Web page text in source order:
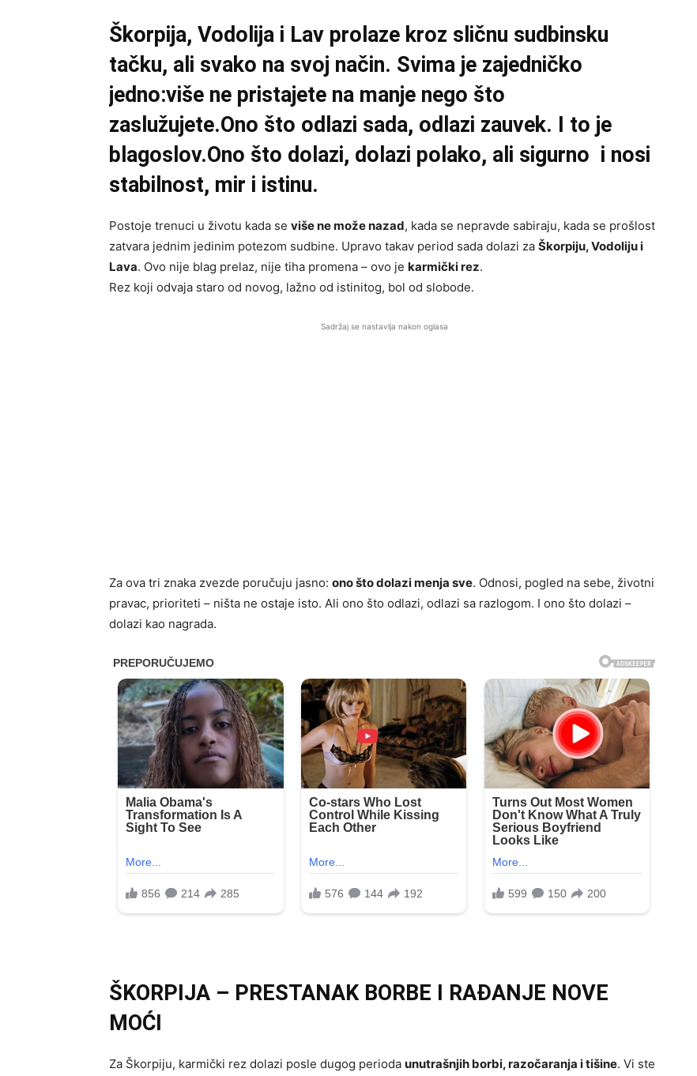
Škorpija, Vodolija i Lav prolaze kroz sličnu sudbinsku
tačku, ali svako na svoj način. Svima je zajedničko
jedno:više ne pristajete na manje nego što
zaslužujete.Ono što odlazi sada, odlazi zauvek. I to je
blagoslov.Ono što dolazi, dolazi polako, ali sigurno i nosi
stabilnost, mir i istinu.
Postoje trenuci u životu kada se više ne može nazad, kada se nepravde sabiraju, kada se prošlost
zatvara jednim jedinim potezom sudbine. Upravo takav period sada dolazi za Škorpiju, Vodoliju i
Lava. Ovo nije blag prelaz, nije tiha promena – ovo je karmički rez.
Rez koji odvaja staro od novog, lažno od istinitog, bol od slobode.
Sadržaj se nastavlja nakon oglasa
Za ova tri znaka zvezde poručuju jasno: ono što dolazi menja sve. Odnosi, pogled na sebe, životni
pravac, prioriteti – ništa ne ostaje isto. Ali ono što odlazi, odlazi sa razlogom. I ono što dolazi –
dolazi kao nagrada.
ŠKORPIJA – PRESTANAK BORBE I RAĐANJE NOVE
MOĆI
Za Škorpiju, karmički rez dolazi posle dugog perioda unutrašnjih borbi, razočaranja i tišine. Vi ste